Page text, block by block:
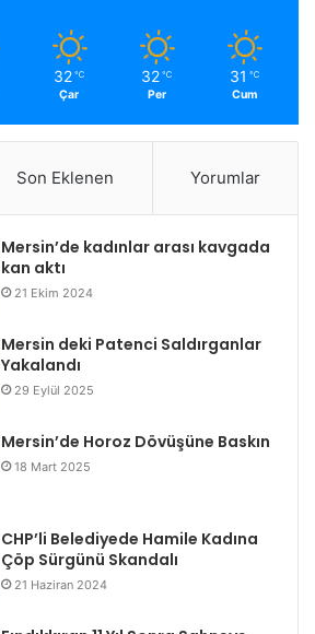
32 ℃
Çar
32 ℃
Per
31 ℃
Cum
Son Eklenen Yorumlar
Mersin’de kadınlar arası kavgada
kan aktı
21 Ekim 2024
Mersin deki Patenci Saldırganlar
Yakalandı
29 Eylül 2025
Mersin’de Horoz Dövüşüne Baskın
18 Mart 2025
CHP’li Belediyede Hamile Kadına
Çöp Sürgünü Skandalı
21 Haziran 2024